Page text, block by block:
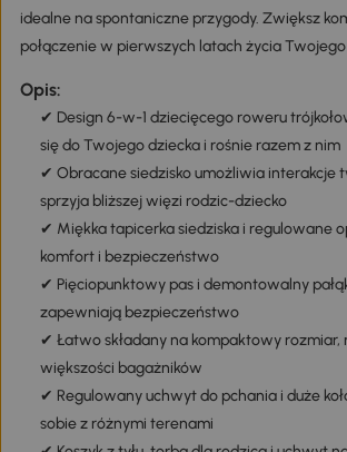
idealne na spontaniczne przygody. Zwiększ
połączenie w pierwszych latach życia
Opis:
✔ Design 6-w-1 dziecięcego roweru
się do Twojego dziecka i rośnie razem z nim
✔ Obracane siedzisko umożliwia interakcje
sprzyja bliższej więzi rodzic-dziecko
✔ Miękka tapicerka siedziska i regulowane
komfort i bezpieczeństwo
✔ Pięciopunktowy pas i demontowalny
zapewniają bezpieczeństwo
✔ Łatwo składany na kompaktowy rozmiar,
większości bagażników
✔ Regulowany uchwyt do pchania i duże
sobie z różnymi terenami